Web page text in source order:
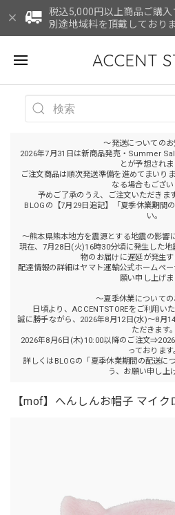
税込5,000円以上商品ご購
別途地域料を頂戴しており
ACCENT
～発送についての
2026年7月31日は新商品発売・Summer
とが予想されま
ご注文商品は順次発送準備を進めてまいり
なる場合もござい
予めご了承のうえ、ご注文いただきま
BLOGの【7月29日追記】「夏季休業期間
い。
～熊本県熊本地方を震源とする地震の影響
現在、7月28日(火)16時30分頃に発生した
物のお届けに遅延が発生す
配達情報の詳細はヤマト運輸公式ホームペ
願い申し上げま
～夏季休業について
日頃より、ACCENTSTOREをご利用い
誠に勝手ながら、2026年8月12日(水)～8月
ただきます。
2026年8月6日(木)10:00以降のご注文
っております
詳しくはBLOGの「夏季休業期間の配送に
う、お願い申し上
【mof】へんしんお帽子 マイ